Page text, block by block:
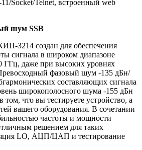
Socket/Telnet, встроенный web
шум SSB
3214 создан для обеспечения
сигнала в широком диапазоне
ГГц, даже при высоких уровнях
фазовый шум -135 дБн/
составляющих сигнала
широкополосного шума -155 дБн
том, что вы тестируете устройство, а
вашего оборудования. В сочетании
частоты и мощности
решением для таких
LO, АЦП/ЦАП и тестирование